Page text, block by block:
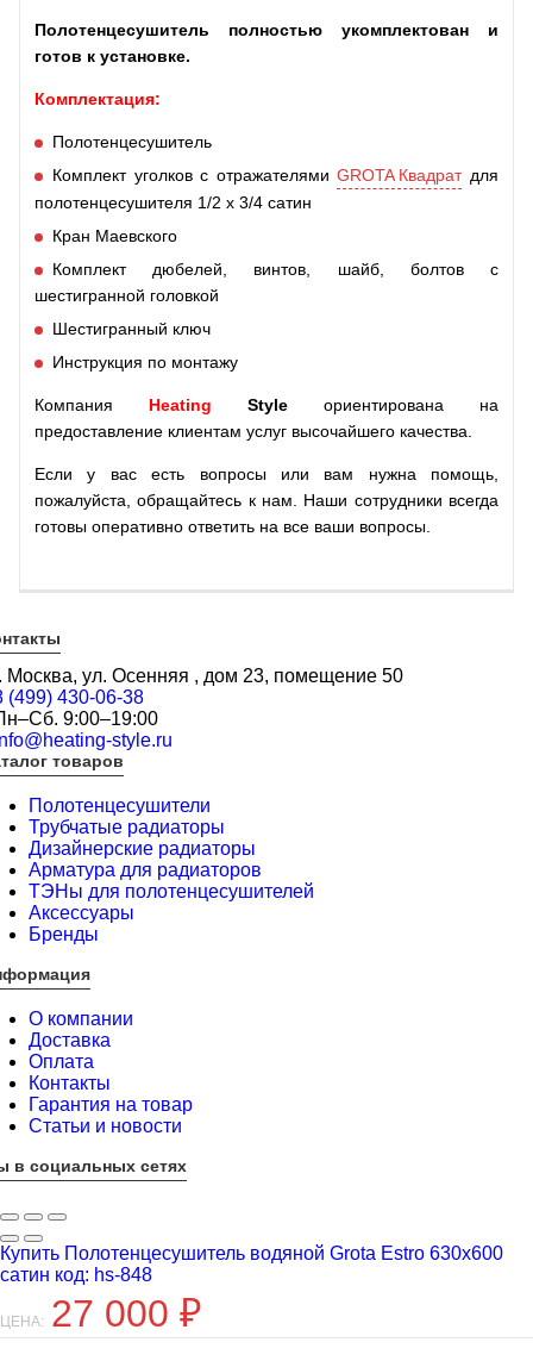
Полотенцесушитель полностью укомплектован и
готов к установке.
Комплектация:
Полотенцесушитель
Комплект уголков с отражателямиGROTA Квадратдля
полотенцесушителя 1/2 х 3/4 сатин
Кран Маевского
Комплект дюбелей, винтов, шайб, болтов с
шестигранной головкой
Шестигранный ключ
Инструкция по монтажу
Компания Heating Style ориентирована на
предоставление клиентам услуг высочайшего качества.
Если у вас есть вопросы или вам нужна помощь,
пожалуйста, обращайтесь к нам. Наши сотрудники всегда
готовы оперативно ответить на все ваши вопросы.
Москва, ул. Осенняя , дом 23, помещение 50
(499) 430-06-38
9:00–19:00
style.ru
товаров
Полотенцесушители
Трубчатые радиаторы
Дизайнерские радиаторы
Арматура для радиаторов
ТЭНы для полотенцесушителей
Аксессуары
Бренды
О компании
Доставка
Оплата
Контакты
Гарантия на товар
Статьи и новости
в социальных сетях
Купить Полотенцесушитель водяной Grota Estro 630х600
сатин код: hs-848
ЦЕНА: 27 000 ₽